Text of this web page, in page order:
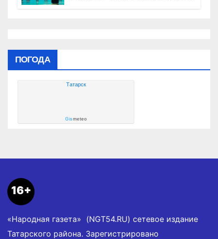
ПОГОДА
Татарск
Gismeteo
16+
«Народная газета» (NGT54.RU) сетевое издание
Татарского района. Зарегистрировано